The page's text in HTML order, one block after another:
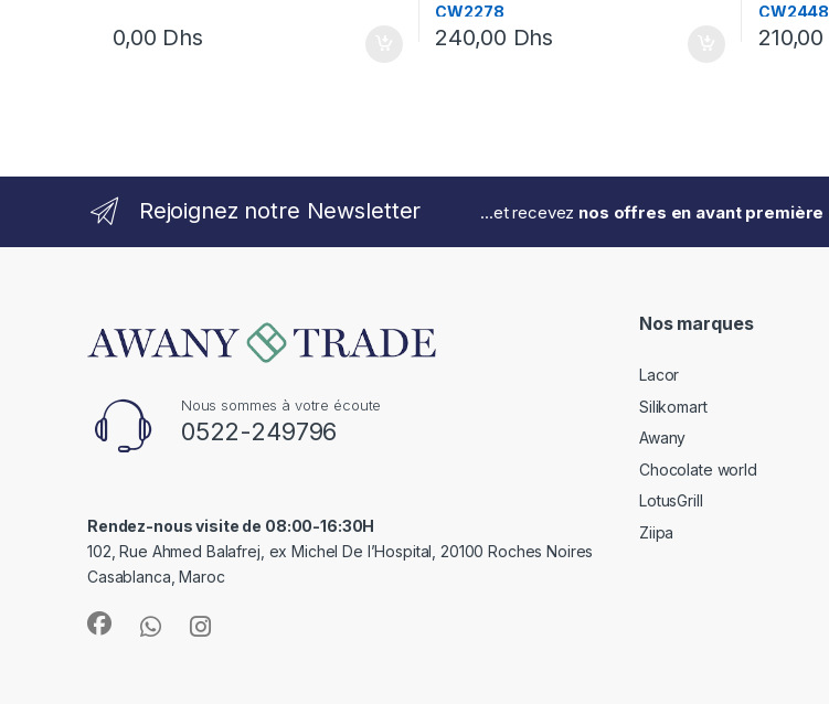
0,00 Dhs
CW2278
240,00 Dhs
CW2448
210,00
Rejoignez notre Newsletter ...et recevez nos offres en avant première
Nous sommes à votre écoute
0522-249796
Rendez-nous visite de 08:00-16:30H
102, Rue Ahmed Balafrej, ex Michel De l’Hospital, 20100 Roches Noires
Casablanca, Maroc
Nos marques
Lacor
Silikomart
Awany
Chocolate world
LotusGrill
Ziipa